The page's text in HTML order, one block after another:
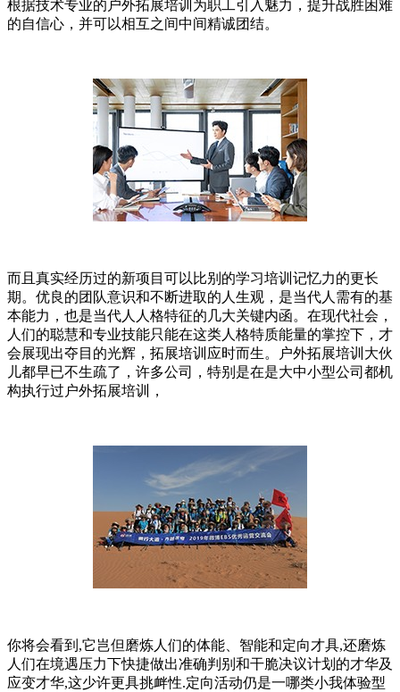
根据技术专业的户外拓展培训为职工引入魅力，提升战胜困难
的自信心，并可以相互之间中间精诚团结。
而且真实经历过的新项目可以比别的学习培训记忆力的更长
期。优良的团队意识和不断进取的人生观，是当代人需有的基
本能力，也是当代人人格特征的几大关键内函。在现代社会，
人们的聪慧和专业技能只能在这类人格特质能量的掌控下，才
会展现出夺目的光辉，拓展培训应时而生。户外拓展培训大伙
儿都早已不生疏了，许多公司，特别是在是大中小型公司都机
构执行过户外拓展培训，
你将会看到,它岂但磨炼人们的体能、智能和定向才具,还磨炼
人们在境遇压力下快捷做出准确判别和干脆决议计划的才华及
应变才华,这少许更具挑衅性.定向活动仍是一哪类小我体验型